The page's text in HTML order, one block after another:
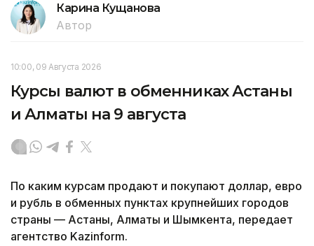
Карина Кущанова
Автор
10:00, 09 Августа 2026
Курсы валют в обменниках Астаны
и Алматы на 9 августа
По каким курсам продают и покупают доллар, евро
и рубль в обменных пунктах крупнейших городов
страны — Астаны, Алматы и Шымкента, передает
агентство Kazinform.